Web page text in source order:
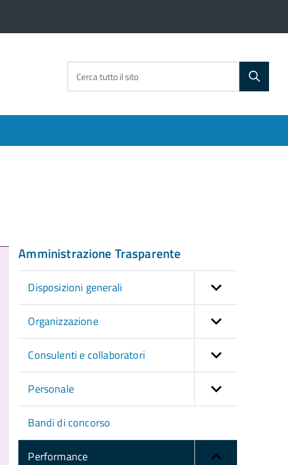
Cerca tutto il sito
Amministrazione Trasparente
Disposizioni generali
Organizzazione
Consulenti e collaboratori
Personale
Bandi di concorso
Performance